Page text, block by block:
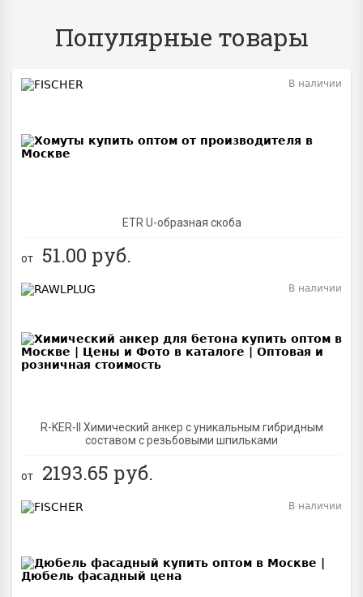
Популярные товары
ETR U-образная скоба
В наличии
от 51.00 руб.
R-KER-II Химический анкер с уникальным гибридным
составом с резьбовыми шпильками
В наличии
от 2193.65 руб.
В наличии